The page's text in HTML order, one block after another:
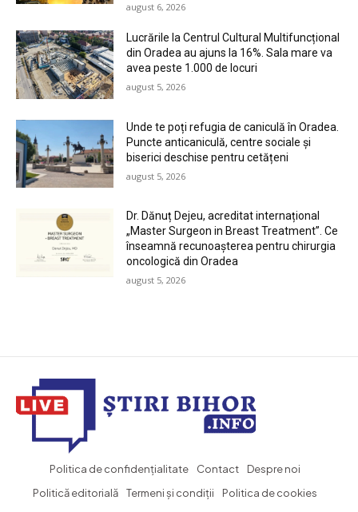
august 6, 2026
Lucrările la Centrul Cultural Multifuncțional
din Oradea au ajuns la 16%. Sala mare va
avea peste 1.000 de locuri
august 5, 2026
Unde te poți refugia de caniculă în Oradea.
Puncte anticaniculă, centre sociale și
biserici deschise pentru cetățeni
august 5, 2026
Dr. Dănuț Dejeu, acreditat internațional
„Master Surgeon in Breast Treatment”. Ce
înseamnă recunoașterea pentru chirurgia
oncologică din Oradea
august 5, 2026
Politica de confidențialitate Contact
Despre noi
Politică editorială
Termeni și condiții
Politica de cookies